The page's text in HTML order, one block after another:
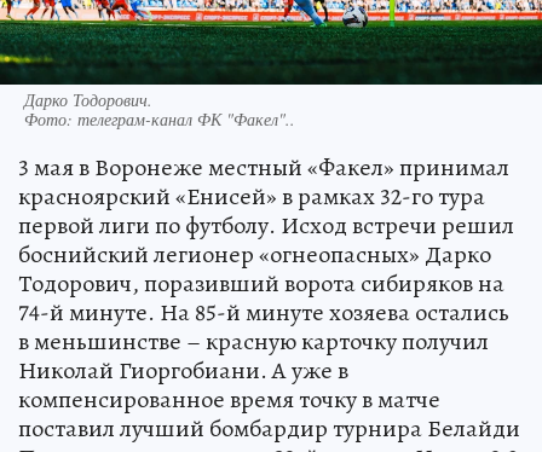
Дарко Тодорович.
Фото: телеграм-канал ФК "Факел"..
3 мая в Воронеже местный «Факел» принимал
красноярский «Енисей» в рамках 32-го тура
первой лиги по футболу. Исход встречи решил
боснийский легионер «огнеопасных» Дарко
Тодорович, поразивший ворота сибиряков на
74-й минуте. На 85-й минуте хозяева остались
в меньшинстве – красную карточку получил
Николай Гиоргобиани. А уже в
компенсированное время точку в матче
поставил лучший бомбардир турнира Белайди